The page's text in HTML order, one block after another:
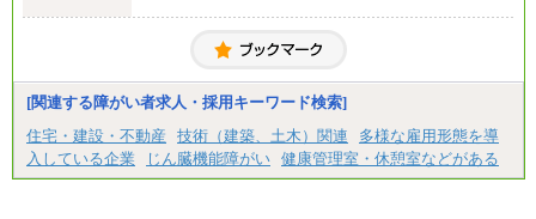
大学院卒/月給256,000円～288,000円
大学卒/月給240,000円～270,000円
短大・高専卒/月給216,000円～243,000円
■特定職員※
大学院卒/月給234,000円～263,000円
大学卒/月給219,000円～246,000円
短大・高専卒/月給197,000円～222,000円
※拠点型職員、特定職員の給与は、生活の拠点が定
[関連する障がい者求人・採用キーワード検索]
住宅・建設・不動産
技術（建築、土木）関連
多様な雇用形態を導
入している企業
じん臓機能障がい 健康管理室・休憩室などがある